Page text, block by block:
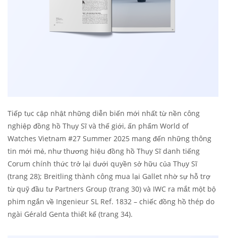
Tiếp tục cập nhật những diễn biến mới nhất từ nền công
nghiệp đồng hồ Thụy Sĩ và thế giới, ấn phẩm World of
Watches Vietnam #27 Summer 2025 mang đến những thông
tin mới mẻ, như thương hiệu đồng hồ Thụy Sĩ danh tiếng
Corum chính thức trở lại dưới quyền sở hữu của Thụy Sĩ
(trang 28); Breitling thành công mua lại Gallet nhờ sự hỗ trợ
từ quỹ đầu tư Partners Group (trang 30) và IWC ra mắt một bộ
phim ngắn về Ingenieur SL Ref. 1832 – chiếc đồng hồ thép do
ngài Gérald Genta thiết kế (trang 34).